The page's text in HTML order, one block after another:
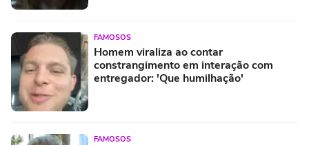
FAMOSOS
Homem viraliza ao contar
constrangimento em interação com
entregador: 'Que humilhação'
FAMOSOS